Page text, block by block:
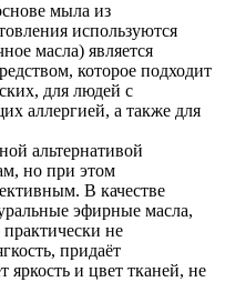
мыла из
используются
масла) является
которое подходит
для людей с
аллергией, а также для
альтернативой
но при этом
В качестве
эфирные масла,
не
придаёт
яркость и цвет тканей, не